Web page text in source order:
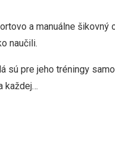
a manuálne
naučili.
sú pre jeho tréningy
každej…